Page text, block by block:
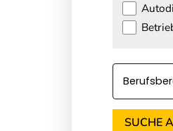
SUCHE